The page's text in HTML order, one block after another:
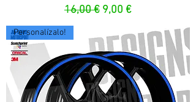
Precio
16,00 € Precio de oferta
9,00 €
Personalízalo!